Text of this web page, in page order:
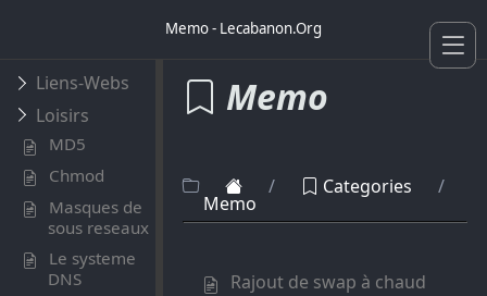
Memo - Lecabanon.Org
Liens-Webs
Loisirs
MD5
Chmod
Masques de
sous reseaux
Le systeme
DNS
Memo
/ Categories /
Memo
Rajout de swap à chaud